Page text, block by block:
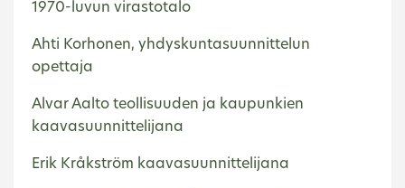
1970-luvun virastotalo
Ahti Korhonen, yhdyskuntasuunnittelun
opettaja
Alvar Aalto teollisuuden ja kaupunkien
kaavasuunnittelijana
Erik Kråkström kaavasuunnittelijana